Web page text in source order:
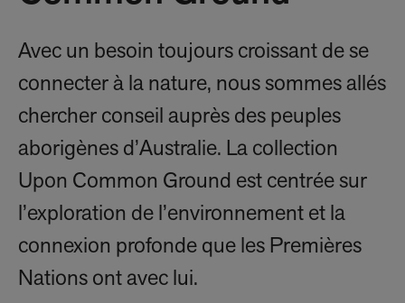
Avec un besoin toujours croissant de se
connecter à la nature, nous sommes allés
chercher conseil auprès des peuples
aborigènes d’Australie. La collection
Upon Common Ground est centrée sur
l’exploration de l’environnement et la
connexion profonde que les Premières
Nations ont avec lui.